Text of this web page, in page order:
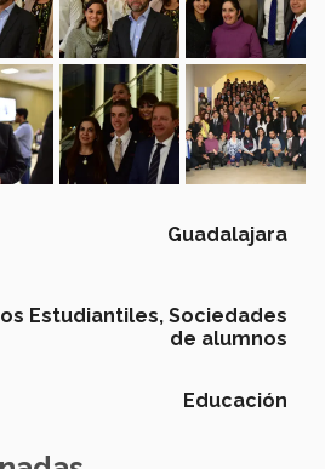
Guadalajara
Estudiantiles, Sociedades
de alumnos
Educación